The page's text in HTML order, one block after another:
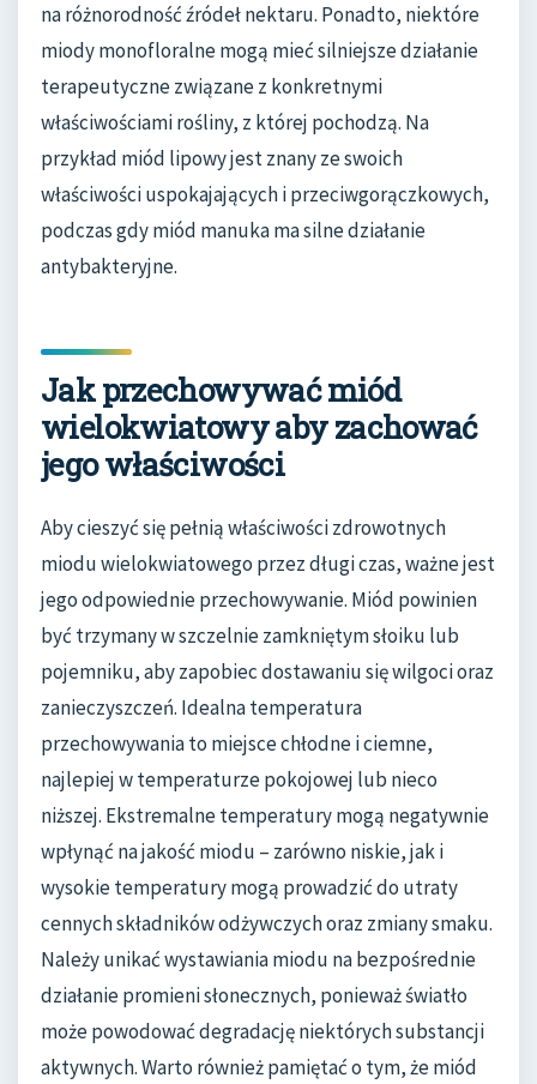
na różnorodność źródeł nektaru. Ponadto, niektóre
miody monofloralne mogą mieć silniejsze działanie
terapeutyczne związane z konkretnymi
właściwościami rośliny, z której pochodzą. Na
przykład miód lipowy jest znany ze swoich
właściwości uspokajających i przeciwgorączkowych,
podczas gdy miód manuka ma silne działanie
antybakteryjne.
Jak przechowywać miód
wielokwiatowy aby zachować
jego właściwości
Aby cieszyć się pełnią właściwości zdrowotnych
miodu wielokwiatowego przez długi czas, ważne jest
jego odpowiednie przechowywanie. Miód powinien
być trzymany w szczelnie zamkniętym słoiku lub
pojemniku, aby zapobiec dostawaniu się wilgoci oraz
zanieczyszczeń. Idealna temperatura
przechowywania to miejsce chłodne i ciemne,
najlepiej w temperaturze pokojowej lub nieco
niższej. Ekstremalne temperatury mogą negatywnie
wpłynąć na jakość miodu – zarówno niskie, jak i
wysokie temperatury mogą prowadzić do utraty
cennych składników odżywczych oraz zmiany smaku.
Należy unikać wystawiania miodu na bezpośrednie
działanie promieni słonecznych, ponieważ światło
może powodować degradację niektórych substancji
aktywnych. Warto również pamiętać o tym, że miód